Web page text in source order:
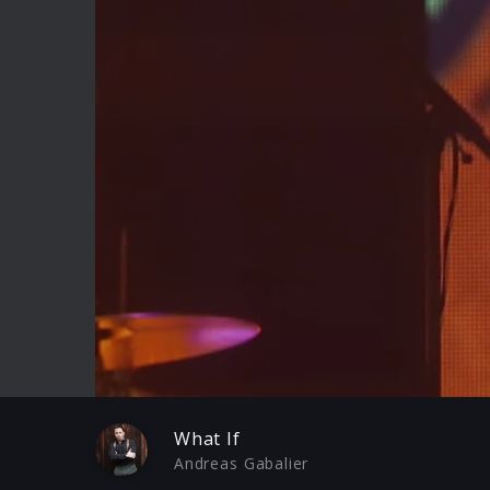
Play
What If
Andreas Gabalier